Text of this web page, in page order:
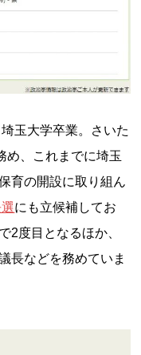
玉大学卒業。さいた
め、これまでに埼玉
育の開設に取り組ん
にも立候補してお
2度目となるほか、
長などを務めていま